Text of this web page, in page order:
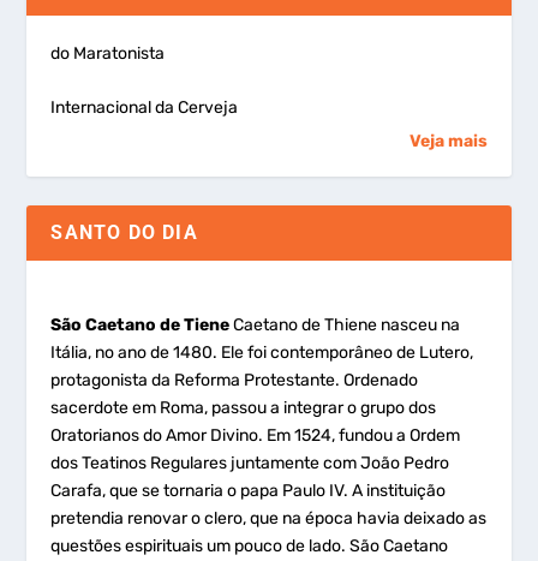
do Maratonista
Internacional da Cerveja
Veja mais
SANTO DO DIA
São Caetano de TieneCaetano de Thiene nasceu na
Itália, no ano de 1480. Ele foi contemporâneo de Lutero,
protagonista da Reforma Protestante. Ordenado
sacerdote em Roma, passou a integrar o grupo dos
Oratorianos do Amor Divino. Em 1524, fundou a Ordem
dos Teatinos Regulares juntamente com João Pedro
Carafa, que se tornaria o papa Paulo IV. A instituição
pretendia renovar o clero, que na época havia deixado as
questões espirituais um pouco de lado. São Caetano